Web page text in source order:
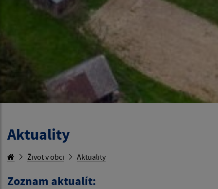
Aktuality
Život v obci Aktuality
Zoznam aktualít: